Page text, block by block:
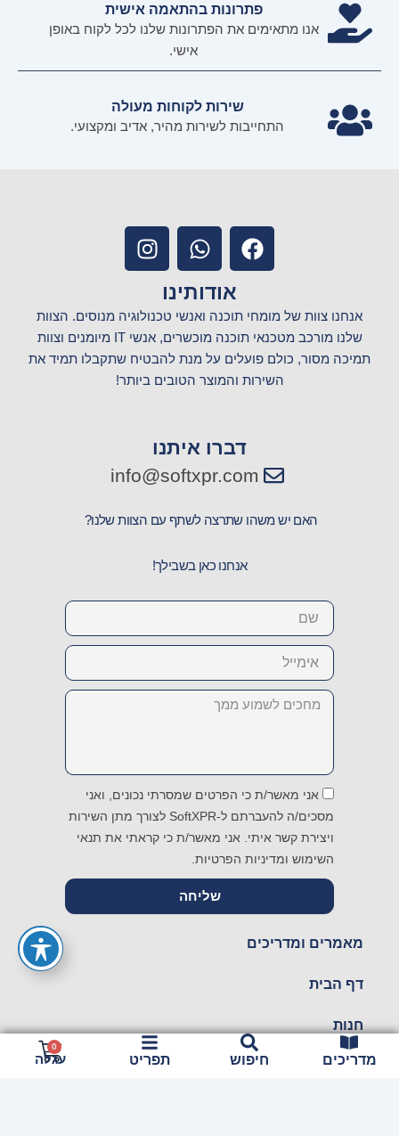
פתרונות בהתאמה אישית
אנו מתאימים את הפתרונות שלנו לכל לקוח באופן
אישי.
שירות לקוחות מעולה
התחייבות לשירות מהיר, אדיב ומקצועי.
F
a
b
o
o
k
W
h
a
t
s
a
p
p
I
n
t
a
g
r
a
אודותינו
אנחנו צוות של מומחי תוכנה ואנשי טכנולוגיה מנוסים. הצוות
שלנו מורכב מטכנאי תוכנה מוכשרים, אנשי IT מיומנים וצוות
תמיכה מסור, כולם פועלים על מנת להבטיח שתקבלו תמיד את
השירות והמוצר הטובים ביותר!
דברו איתנו
info@softxpr.com
האם יש משהו שתרצה לשתף עם הצוות שלנו?
אנחנו כאן בשבילך!
Name
Email
Message
אני מאשר/ת כי הפרטים שמסרתי נכונים, ואני
מסכים/ה להעברתם ל-SoftXPR לצורך מתן השירות
ויצירת קשר איתי. אני מאשר/ת כי קראתי את תנאי
השימוש ומדיניות הפרטיות.
שליחה
מאמרים ומדריכים
דף הבית
חנות
צור קשר
מדריכים חיפוש תפריט
0
עגלת
עגלה